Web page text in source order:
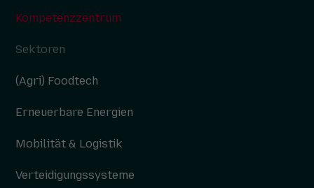
Kompetenzzentrum
Sektoren
(Agri) Foodtech
Erneuerbare Energien
Mobilität & Logistik
Verteidigungssysteme